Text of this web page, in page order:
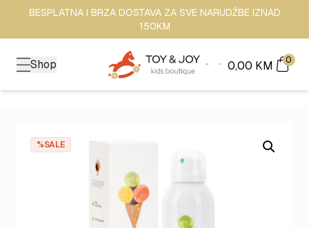
BESPLATNA I BRZA DOSTAVA ZA SVE NARUDŽBE IZNAD
150KM
Shop 0,00 KM 0
%SALE